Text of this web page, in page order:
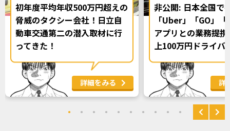
初年度平均年収500万円超えの
脅威のタクシー会社！日立自
動車交通第二の潜入取材に行
ってきた！
詳細をみる
非公開: 日本全国で
「Uber」「GO」
アプリとの業務提
上100万円ドライ
詳